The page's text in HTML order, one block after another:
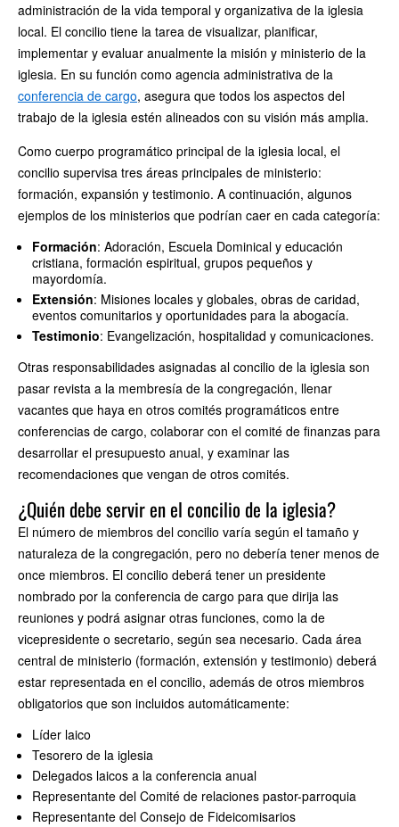
administración de la vida temporal y organizativa de la iglesia
local. El concilio tiene la tarea de visualizar, planificar,
implementar y evaluar anualmente la misión y ministerio de la
iglesia. En su función como agencia administrativa de la
conferencia de cargo, asegura que todos los aspectos del
trabajo de la iglesia estén alineados con su visión más amplia.
Como cuerpo programático principal de la iglesia local, el
concilio supervisa tres áreas principales de ministerio:
formación, expansión y testimonio. A continuación, algunos
ejemplos de los ministerios que podrían caer en cada categoría:
Formación: Adoración, Escuela Dominical y educación
cristiana, formación espiritual, grupos pequeños y
mayordomía.
Extensión: Misiones locales y globales, obras de caridad,
eventos comunitarios y oportunidades para la abogacía.
Testimonio: Evangelización, hospitalidad y comunicaciones.
Otras responsabilidades asignadas al concilio de la iglesia son
pasar revista a la membresía de la congregación, llenar
vacantes que haya en otros comités programáticos entre
conferencias de cargo, colaborar con el comité de finanzas para
desarrollar el presupuesto anual, y examinar las
recomendaciones que vengan de otros comités.
¿Quién debe servir en el concilio de la iglesia?
El número de miembros del concilio varía según el tamaño y
naturaleza de la congregación, pero no debería tener menos de
once miembros. El concilio deberá tener un presidente
nombrado por la conferencia de cargo para que dirija las
reuniones y podrá asignar otras funciones, como la de
vicepresidente o secretario, según sea necesario. Cada área
central de ministerio (formación, extensión y testimonio) deberá
estar representada en el concilio, además de otros miembros
obligatorios que son incluidos automáticamente:
Líder laico
Tesorero de la iglesia
Delegados laicos a la conferencia anual
Representante del Comité de relaciones pastor-parroquia
Representante del Consejo de Fideicomisarios